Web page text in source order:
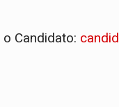
Candidato: